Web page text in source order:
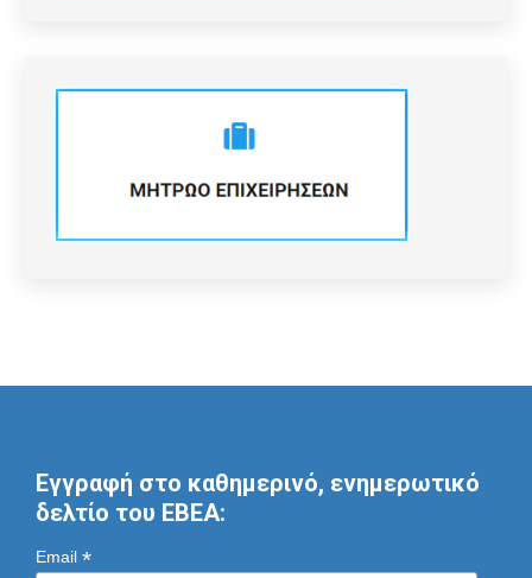
Εγγραφή στο καθημερινό, ενημερωτικό
δελτίο του ΕΒΕΑ:
Email *